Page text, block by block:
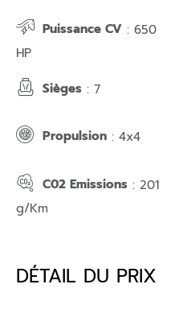
Puissance CV : 650
HP
Sièges : 7
Propulsion : 4x4
C02 Emissions : 201
g/Km
DÉTAIL DU PRIX